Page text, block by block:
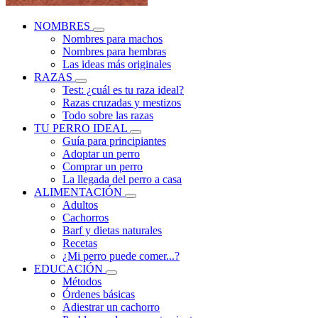
NOMBRES
Nombres para machos
Nombres para hembras
Las ideas más originales
RAZAS
Test: ¿cuál es tu raza ideal?
Razas cruzadas y mestizos
Todo sobre las razas
TU PERRO IDEAL
Guía para principiantes
Adoptar un perro
Comprar un perro
La llegada del perro a casa
ALIMENTACIÓN
Adultos
Cachorros
Barf y dietas naturales
Recetas
¿Mi perro puede comer...?
EDUCACIÓN
Métodos
Órdenes básicas
Adiestrar un cachorro